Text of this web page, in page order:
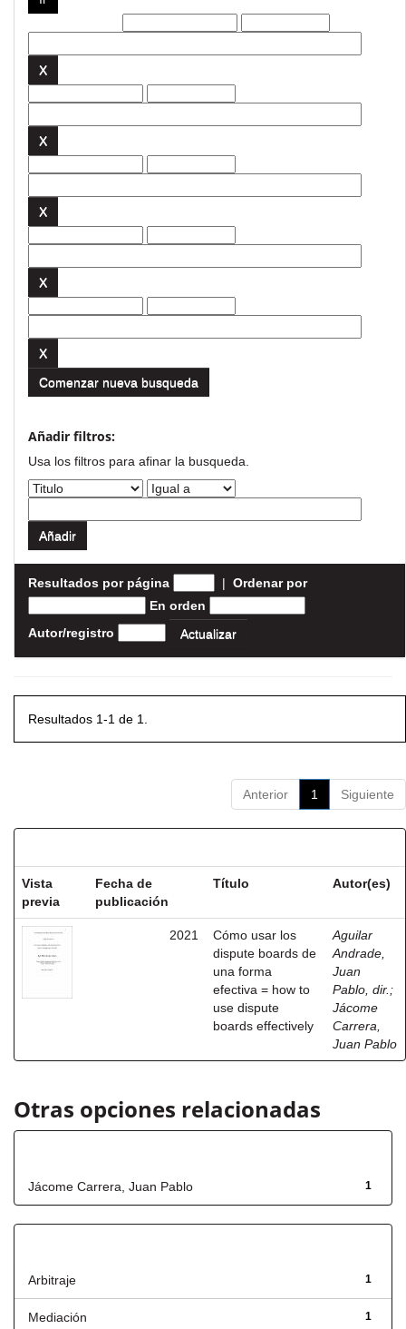
Comenzar nueva busqueda
Añadir filtros:
Usa los filtros para afinar la busqueda.
Resultados por página | Ordenar por
En orden
Autor/registro
Resultados 1-1 de 1.
Anterior 1 Siguiente
Vista
previa
Fecha de
publicación
Título Autor(es)
2021
Cómo usar los
dispute boards de
una forma
efectiva = how to
use dispute
boards effectively
Aguilar
Andrade,
Juan
Pablo, dir. ;
Jácome
Carrera,
Juan Pablo
Otras opciones relacionadas
1
Jácome Carrera, Juan Pablo
1
Arbitraje
1
Mediación